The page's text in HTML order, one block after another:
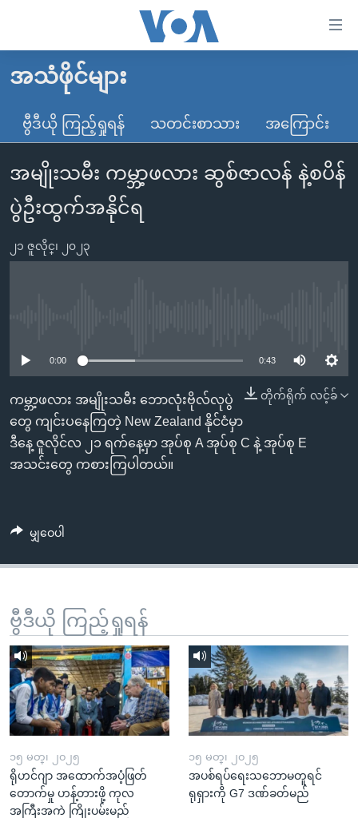
လွယ်ကူ
သည့်
များ
ပင်မ
သို့
စာမျက်နှာ
သို့
ကျော်
ကြည့်
ရန်
ရန်
မူလစာမျက်နှာ
မြန်မာ
ကမ္ဘာ့သတင်းများ
နိုင်ငံတကာ
အမေရိကန်
အစ္စရေး-ပါလက်စတိုင်း
ဗွီဒီယို
သတင်းလွတ်လပ်ခွင့်
ရပ်ဝန်းတခု လမ်းတခု အလွန်
အင်္ဂလိပ်စာလေ့လာမယ်
ဗွီအိုအေ လူမှုကွန်ယက်များ
အသံဖိုင်များ
ဗွီဒီယို ကြည့်ရှုရန် သတင်းစာသား အကြောင်း
အမျိုးသမီး ကမ္ဘာ့ဖလား ဆွစ်ဇာလန် နဲ့စပိန်
ပွဲဦးထွက်အနိုင်ရ
၂၁ ဇူလိုင္၊ ၂၀၂၃
0:00 0:43
တိုက်ရိုက် လင့်ခ်
ကမ္ဘာ့ဖလား အမျိုးသမီး ဘောလုံးဗိုလ်လုပွဲ
တွေ ကျင်းပနေကြတဲ့ New Zealand နိုင်ငံမှာ
ဒီနေ့ ဇူလိုင်လ ၂၁ ရက်နေ့မှာ အုပ်စု A အုပ်စု C နဲ့ အုပ်စု E
အသင်းတွေ ကစားကြပါတယ်။
မျှဝေပါ
ဗွီဒီယို ကြည့်ရှုရန်
၁၅ မတ္၊ ၂၀၂၅
ရိုဟင်ဂျာ အထောက်အပံ့ဖြတ်
တောက်မှု ဟန့်တားဖို့ ကုလ
အကြီးအကဲ ကြိုးပမ်းမည်
၁၅ မတ္၊ ၂၀၂၅
အပစ်ရပ်ရေးသဘောမတူရင်
ရုရှားကို G7 ဒဏ်ခတ်မည်